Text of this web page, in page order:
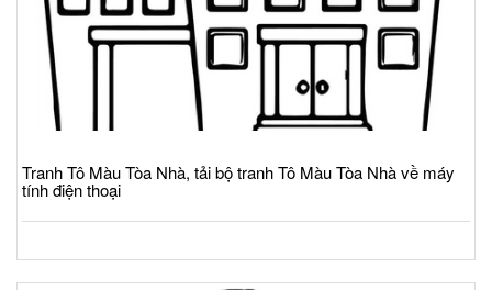
Tranh Tô Màu Tòa Nhà, tải bộ tranh Tô Màu Tòa Nhà về máy
tính điện thoại